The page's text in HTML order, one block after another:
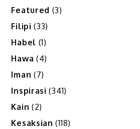
Featured (3)
Filipi (33)
Habel (1)
Hawa (4)
Iman (7)
Inspirasi (341)
Kain (2)
Kesaksian (118)